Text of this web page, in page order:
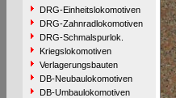
DRG-Einheitslokomotiven
DRG-Zahnradlokomotiven
DRG-Schmalspurlok.
Kriegslokomotiven
Verlagerungsbauten
DB-Neubaulokomotiven
DB-Umbaulokomotiven